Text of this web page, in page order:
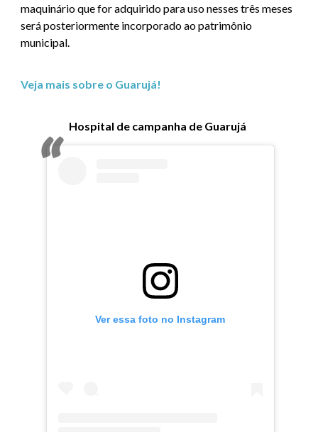
maquinário que for adquirido para uso nesses três meses
será posteriormente incorporado ao patrimônio
municipal.
Veja mais sobre o Guarujá!
Hospital de campanha de Guarujá
Ver essa foto no Instagram